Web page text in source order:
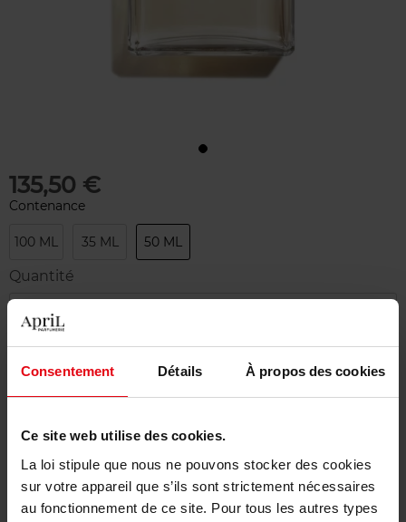
Consentement Détails À propos des cookies
Ce site web utilise des cookies.
La loi stipule que nous ne pouvons stocker des cookies
sur votre appareil que s’ils sont strictement nécessaires
au fonctionnement de ce site. Pour tous les autres types
135,50 €
Contenance
100 ML 35 ML 50 ML
Quantité
Livraison
Livraison gratuite à partir de 50€
Retour gratuit dans votre magasin